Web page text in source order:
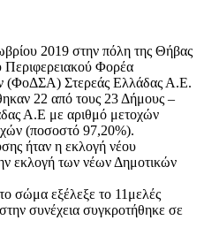
2019 στην πόλη της Θήβας
Περιφερειακού Φορέα
(ΦοΔΣΑ) Στερεάς Ελλάδας Α.Ε.
22 από τους 23 Δήμους –
Α.Ε με αριθμό μετοχών
(ποσοστό 97,20%).
ήταν η εκλογή νέου
εκλογή των νέων Δημοτικών
σώμα εξέλεξε το 11μελές
συνέχεια συγκροτήθηκε σε